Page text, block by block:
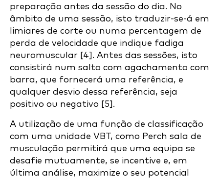
preparação antes da sessão do dia. No
âmbito de uma sessão, isto traduzir-se-á em
limiares de corte ou numa percentagem de
perda de velocidade que indique fadiga
neuromuscular [4]. Antes das sessões, isto
consistirá num salto com agachamento com
barra, que fornecerá uma referência, e
qualquer desvio dessa referência, seja
positivo ou negativo [5].
A utilização de uma função de classificação
com uma unidade VBT, como Perch sala de
musculação permitirá que uma equipa se
desafie mutuamente, se incentive e, em
última análise, maximize o seu potencial